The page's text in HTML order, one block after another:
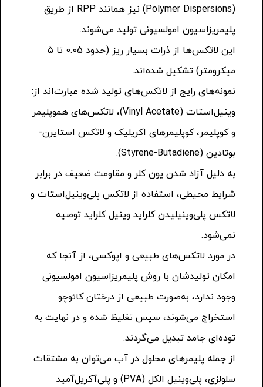
(Polymer Dispersions) نیز همانند RPP از طریق
پلیمریزاسیون امولسیونی تولید می‌شوند.
این لاتکس‌ها از ذرات بسیار ریز (حدود 0.05 تا 5
میکرومتر) تشکیل شده‌اند.
نمونه‌های رایج از لاتکس‌های تولید شده عبارت‌اند از:
وینیل‌استات (Vinyl Acetate)، لاتکس‌های هموپلیمر
و کوپلیمر، کوپلیمرهای اکریلیک و لاتکس استایرن-
بوتادین (Styrene-Butadiene).
به دلیل آزاد شدن یون کلر و مقاومت ضعیف در برابر
شرایط محیطی، استفاده از لاتکس پلی‌وینیل‌استات و
لاتکس پلی‌وینیلیدن کلراید وینیل کلراید توصیه
نمی‌شود.
در مورد لاتکس‌های طبیعی و اپوکسی، از آنجا که
امکان تولیدشان با روش پلیمریزاسیون امولسیونی
وجود ندارد، به‌صورت طبیعی از درختان کائوچو
استخراج می‌شوند، سپس تغلیظ شده و در نهایت به
توده‌ای جامد تبدیل می‌گردند.
از جمله پلیمرهای محلول در آب می‌توان به مشتقات
سلولزی، پلی‌وینیل الکل (PVA) و پلی‌آکریل‌آمید